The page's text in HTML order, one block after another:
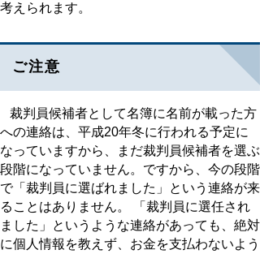
考えられます。
ご注意
裁判員候補者として名簿に名前が載った方
への連絡は、平成20年冬に行われる予定に
なっていますから、まだ裁判員候補者を選ぶ
段階になっていません。ですから、今の段階
で「裁判員に選ばれました」という連絡が来
ることはありません。 「裁判員に選任され
ました」というような連絡があっても、絶対
に個人情報を教えず、お金を支払わないよう